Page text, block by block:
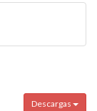
Descargas